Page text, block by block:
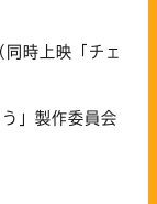
時上映「チェ
」製作委員会